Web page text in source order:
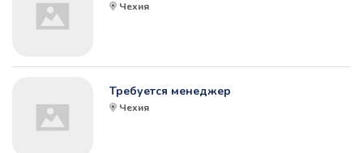
Чехия
Требуется менеджер
Чехия